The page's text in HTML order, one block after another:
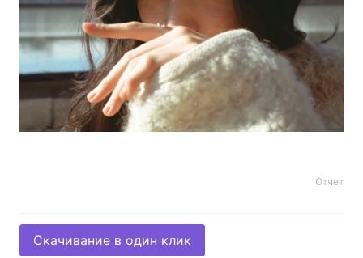
Отчет
Скачивание в один клик